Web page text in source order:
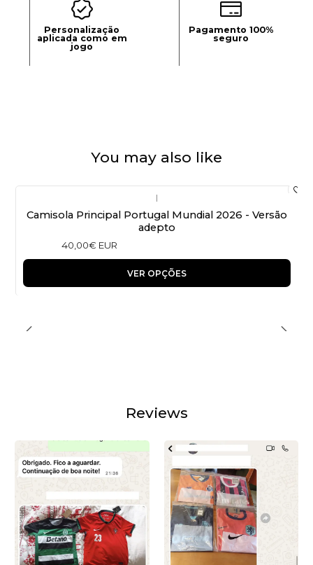
Personalização
aplicada como em
jogo
Pagamento 100%
seguro
You may also like
Camisola Principal Portugal Mundial 2026 - Versão
adepto
40,00€ EUR
VER OPÇÕES
Reviews